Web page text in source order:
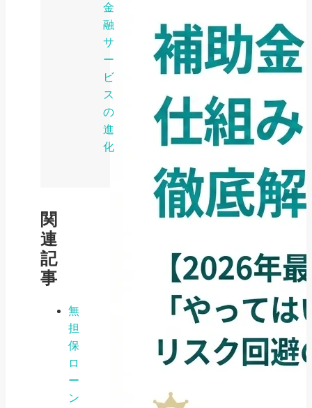
金
融
サ
ー
ビ
ス
の
進
化
関
連
記
事
無
担
保
ロ
ー
ン